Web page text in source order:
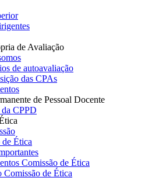
de Avaliação
de autoavaliação
das CPAs
de Pessoal Docente
CPPD
Ética
Comissão de Ética
Comissão de Ética